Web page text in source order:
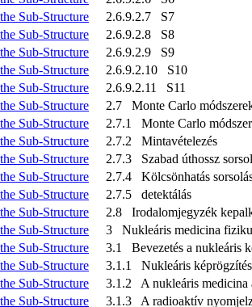
2.6.9.2.7 S7
2.6.9.2.8 S8
2.6.9.2.9 S9
2.6.9.2.10 S10
2.6.9.2.11 S11
2.7 Monte Carlo
2.7.1 Monte Carlo
2.7.2 Mintavételezés
2.7.3 Szabad úthossz
2.7.4 Kölcsönhatás
2.7.5 detektálás
2.8 Irodalomjegyzék
3 Nukleáris medicina
3.1 Bevezetés a nukleáris
3.1.1 Nukleáris képrögzítés
3.1.2 A nukleáris medicina
3.1.3 A radioaktív